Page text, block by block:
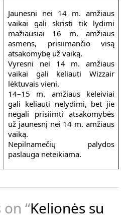
Jaunesni nei 14 m. amžiaus
vaikai gali skristi tik lydimi
mažiausiai 16 m. amžiaus
asmens, prisiimančio visą
atsakomybę už vaiką.
Vyresni nei 14 m. amžiaus
vaikai gali keliauti Wizzair
lėktuvais vieni.
14–15 m. amžiaus keleiviai
gali keliauti nelydimi, bet jie
negali prisiimti atsakomybės
už jaunesnį nei 14 m. amžiaus
vaiką.
Nepilnamečių palydos
paslauga neteikiama.
“Kelionės su